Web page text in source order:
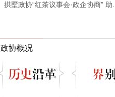
拱墅政协“红茶议事会·政企协商” 助...
政协概况